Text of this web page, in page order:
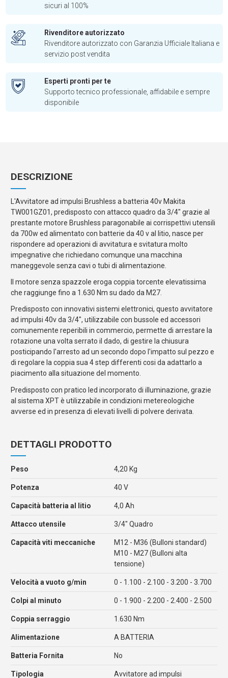
sicuri al 100%
Rivenditore autorizzato
Rivenditore autorizzato con Garanzia Ufficiale Italiana e
servizio post vendita
Esperti pronti per te
Supporto tecnico professionale, affidabile e sempre
disponibile
DESCRIZIONE
L'Avvitatore ad impulsi Brushless a batteria 40v Makita
TW001GZ01, predisposto con attacco quadro da 3/4" grazie al
prestante motore Brushless paragonabile ai corrispettivi utensili
da 700w ed alimentato con batterie da 40 v al litio, nasce per
rispondere ad operazioni di avvitatura e svitatura molto
impegnative che richiedano comunque una macchina
maneggevole senza cavi o tubi di alimentazione.
Il motore senza spazzole eroga coppia torcente elevatissima
che raggiunge fino a 1.630 Nm su dado da M27.
Predisposto con innovativi sistemi elettronici, questo avvitatore
ad impulsi 40v da 3/4", utilizzabile con bussole ed accessori
comunemente reperibili in commercio, permette di arrestare la
rotazione una volta serrato il dado, di gestire la chiusura
posticipando l'arresto ad un secondo dopo l'impatto sul pezzo e
di regolare la coppia sua 4 step differenti cosi da adattarlo a
piacimento alla situazione del momento.
Predisposto con pratico led incorporato di illuminazione, grazie
al sistema XPT è utilizzabile in condizioni metereologiche
avverse ed in presenza di elevati livelli di polvere derivata.
DETTAGLI PRODOTTO
Peso 4,20 Kg
Potenza 40 V
Capacità batteria al litio 4,0 Ah
Attacco utensile 3/4" Quadro
Capacità viti meccaniche
M12 - M36 (Bulloni standard)
M10 - M27 (Bulloni alta
tensione)
Velocità a vuoto g/min 0 - 1.100 - 2.100 - 3.200 - 3.700
Colpi al minuto 0 - 1.900 - 2.200 - 2.400 - 2.500
Coppia serraggio 1.630 Nm
Alimentazione A BATTERIA
Batteria Fornita No
Tipologia Avvitatore ad impulsi